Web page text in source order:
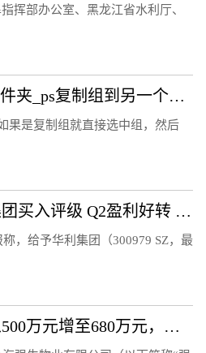
挥部办公室、黑龙江省水利厅、
ps复制组到另一个文件夹_ps复制组到另一个文件
果是复制组就直接选中组，然后
中银证券给予华利集团买入评级 Q2盈利好转 期待下半年订单拐点显现
，给予华利集团（300979 SZ，最
强生物业注册资本从500万元增至680万元，增幅36%